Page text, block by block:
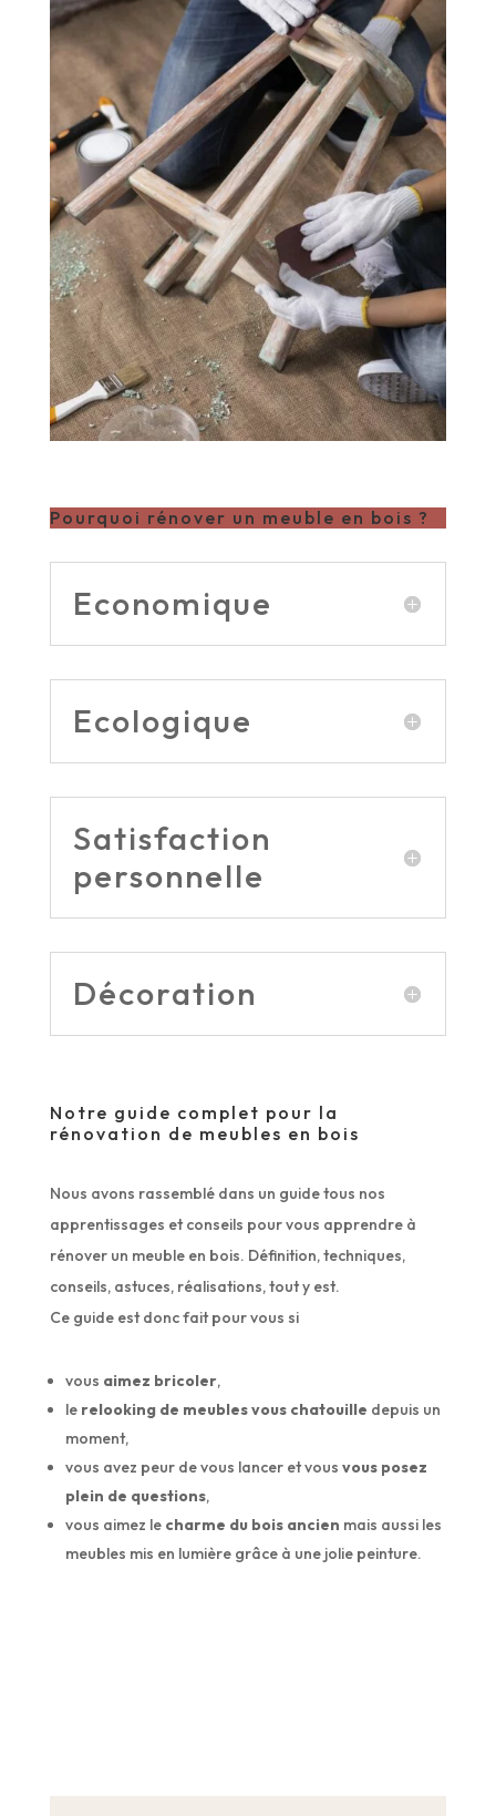
Pourquoi rénover un meuble en bois ?
Economique
Ecologique
Satisfaction
personnelle
Décoration
Notre guide complet pour la
rénovation de meubles en bois
Nous avons rassemblé dans un guide tous nos
apprentissages et conseils pour vous apprendre à
rénover un meuble en bois. Définition, techniques,
conseils, astuces, réalisations, tout y est.
Ce guide est donc fait pour vous si
vous aimez bricoler,
le relooking de meubles vous chatouille depuis un
moment,
vous avez peur de vous lancer et vous vous posez
plein de questions,
vous aimez le charme du bois ancien mais aussi les
meubles mis en lumière grâce à une jolie peinture.